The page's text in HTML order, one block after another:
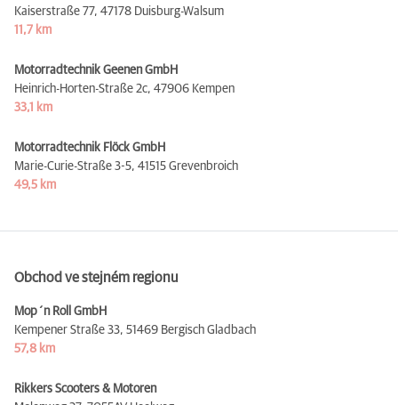
Kaiserstraße 77, 47178 Duisburg-Walsum
11,7 km
Motorradtechnik Geenen GmbH
Heinrich-Horten-Straße 2c, 47906 Kempen
33,1 km
Motorradtechnik Flöck GmbH
Marie-Curie-Straße 3-5, 41515 Grevenbroich
49,5 km
Obchod ve stejném regionu
Mop´n Roll GmbH
Kempener Straße 33, 51469 Bergisch Gladbach
57,8 km
Rikkers Scooters & Motoren